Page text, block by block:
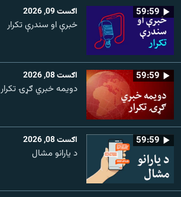
59:59 اګست 09, 2026
خبرې او سندرې تکرار
59:59 اګست 08, 2026
دویمه خبري ګړۍ تکرار
59:59 اګست 08, 2026
د یارانو مشال